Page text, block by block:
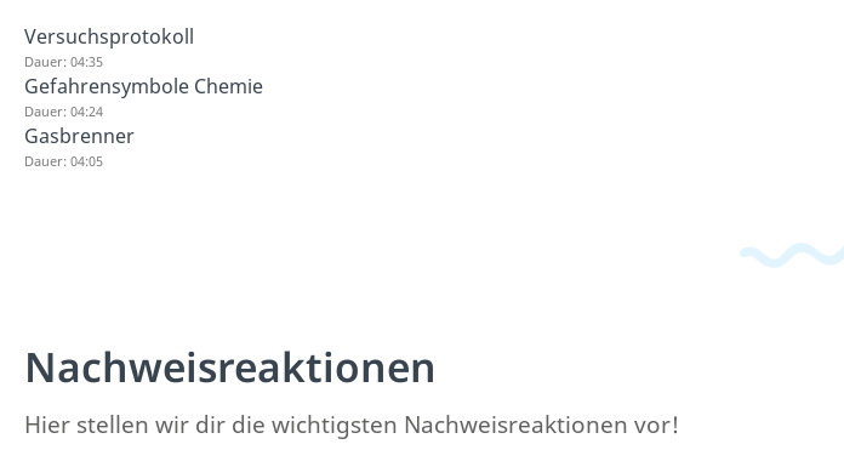
Versuchsprotokoll
Dauer: 04:35
Gefahrensymbole Chemie
Dauer: 04:24
Gasbrenner
Dauer: 04:05
Nachweisreaktionen
Hier stellen wir dir die wichtigsten Nachweisreaktionen vor!